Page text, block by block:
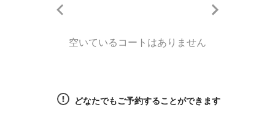
空いているコートはありません
どなたでもご予約することができます